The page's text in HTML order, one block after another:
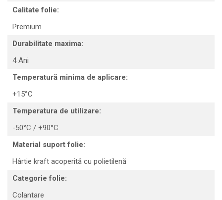
Calitate folie:
Premium
Durabilitate maxima:
4 Ani
Temperatură minima de aplicare:
+15°C
Temperatura de utilizare:
-50°C / +90°C
Material suport folie:
Hârtie kraft acoperită cu polietilenă
Categorie folie:
Colantare